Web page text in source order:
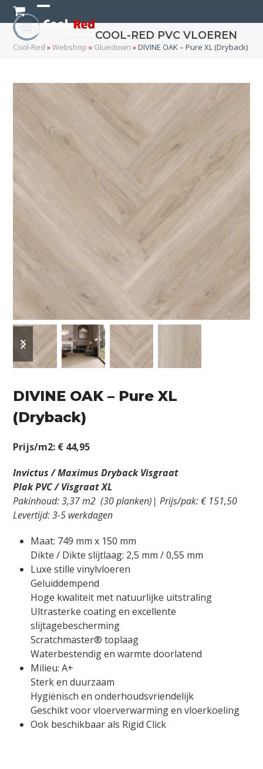
Skip
to
content
Open
mobile
Close
mobile
COOL-RED PVC VLOEREN
Cool-Red »Webshop » Gluedown »DIVINE OAK – Pure XL (Dryback)
previous
slide
next
slide
DIVINE OAK – Pure XL
(Dryback)
Prijs/m2: € 44,95
Invictus / Maximus Dryback Visgraat
Plak PVC / Visgraat XL
Pakinhoud: 3,37 m2 (30 planken)| Prijs/pak: € 151,50
Levertijd: 3-5 werkdagen
Maat: 749 mm x 150 mm
Dikte / Dikte slijtlaag: 2,5 mm / 0,55 mm
Luxe stille vinylvloeren
Geluiddempend
Hoge kwaliteit met natuurlijke uitstraling
Ultrasterke coating en excellente
slijtagebescherming
Scratchmaster® toplaag
Waterbestendig en warmte doorlatend
Milieu: A+
Sterk en duurzaam
Hygiënisch en onderhoudsvriendelijk
Geschikt voor vloerverwarming en vloerkoeling
Ook beschikbaar als Rigid Click